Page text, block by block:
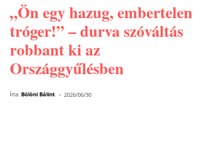
„Ön egy hazug, embertelen
tróger!” – durva szóváltás
robbant ki az
Országgyűlésben
Írta: Bölöni Bálint - 2026/06/30